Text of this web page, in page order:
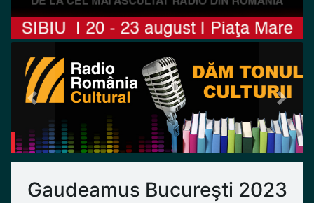
Previous Next
Gaudeamus Bucureşti 2023